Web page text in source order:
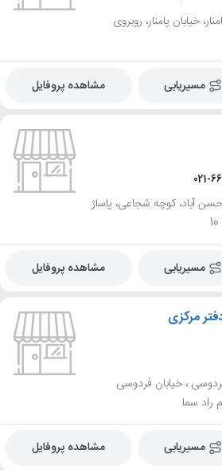
محله پامنار، خیابان پامنار، روبروی
مسیریابی مشاهده پروفایل
021-
12، میدان حسن آباد، کوچه شجاعی، پاساژ
مسیریابی مشاهده پروفایل
مرکزی
12، محله فردوسی ، خیابان فردوسی
مسیریابی مشاهده پروفایل